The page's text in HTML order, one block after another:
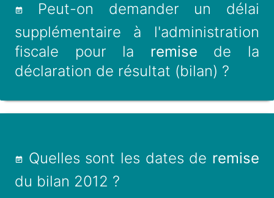
Peut-on demander un délai
supplémentaire à l'administration
fiscale pour la remise de la
déclaration de résultat (bilan) ?
Quelles sont les dates de remise
du bilan 2012 ?